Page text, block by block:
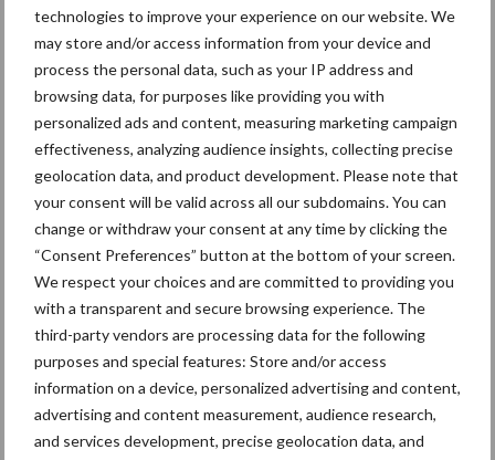
technologies to improve your experience on our website. We
may store and/or access information from your device and
process the personal data, such as your IP address and
browsing data, for purposes like providing you with
personalized ads and content, measuring marketing campaign
effectiveness, analyzing audience insights, collecting precise
geolocation data, and product development. Please note that
your consent will be valid across all our subdomains. You can
change or withdraw your consent at any time by clicking the
“Consent Preferences” button at the bottom of your screen.
We respect your choices and are committed to providing you
with a transparent and secure browsing experience. The
third-party vendors are processing data for the following
purposes and special features: Store and/or access
information on a device, personalized advertising and content,
advertising and content measurement, audience research,
and services development, precise geolocation data, and
Primaire
Sidebar
Recent nieuws Partner nieuws
7 aug
Britse varkenssector vreest
afzetcrisis in het najaar
Afrikaanse
varkenspest
Brachyspira
Toon meer